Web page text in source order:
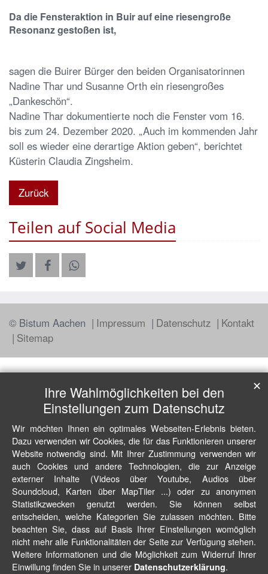
Da die Fensteraktion in Buir auf eine riesengroße
Resonanz gestoßen ist,
sagen die Buirer Bürger den beiden Organisatorinnen
Nadine Thar und Susanne Orth ein riesengroßes
„Dankeschön“.
Nadine Thar dokumentierte noch die Fenster vom 16.
bis zum 24. Dezember 2020. „Auch im kommenden Jahr
soll es wieder eine derartige Aktion geben“, berichtet
Küsterin Claudia Zingsheim.
Zurück
Teilen auf Social Media
© Bistum Aachen Impressum Datenschutz
Kontakt
Sitemap
Ihre Wahlmöglichkeiten bei den
Einstellungen zum Datenschutz
Wir möchten Ihnen ein optimales Webseiten-Erlebnis bieten.
Dazu verwenden wir Cookies, die für das Funktionieren unserer
Website notwendig sind. Mit Ihrer Zustimmung verwenden wir
auch Cookies und andere Technologien, die zur Anzeige
externer Inhalte (Videos über Youtube, Audios über
Soundcloud, Karten über MapTiler ...) oder zu anonymen
Statistikzwecken genutzt werden. Sie können selbst
entscheiden, welche Kategorien Sie zulassen möchten. Bitte
beachten Sie, dass auf Basis Ihrer Einstellungen womöglich
nicht mehr alle Funktionalitäten der Seite zur Verfügung stehen.
Weitere Informationen und die Möglichkeit zum Widerruf Ihrer
Einwillung finden Sie in unserer Datenschutzerklärung.
✕